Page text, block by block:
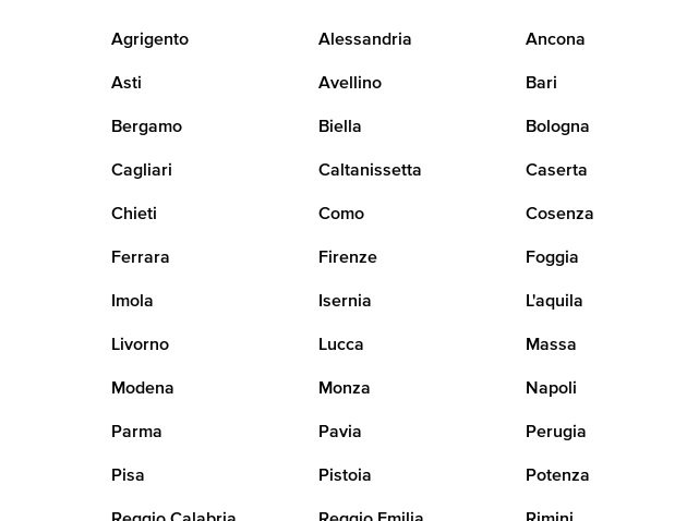
Agrigento Alessandria Ancona
Asti Avellino Bari
Bergamo Biella Bologna
Cagliari Caltanissetta Caserta
Chieti Como Cosenza
Ferrara Firenze Foggia
Imola Isernia L'aquila
Livorno Lucca Massa
Modena Monza Napoli
Parma Pavia Perugia
Pisa Pistoia Potenza